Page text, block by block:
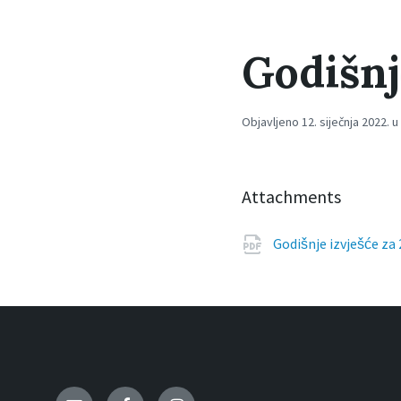
Objavljeno 12. siječnja 2022.
Attachments
Godišnje izvješće za